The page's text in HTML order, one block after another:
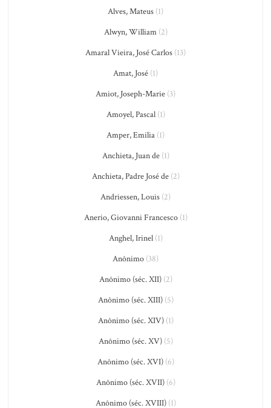
Alves, Mateus (1)
Alwyn, William(2)
Amaral Vieira, José Carlos (13)
Amat, José (1)
Amiot, Joseph-Marie (3)
Amoyel, Pascal(1)
Amper, Emilia (1)
Anchieta, Juan de(1)
Anchieta, Padre José de(2)
Andriessen, Louis (2)
Anerio, Giovanni Francesco(1)
Anghel, Irinel(1)
Anônimo (38)
Anônimo (séc. XII)(2)
Anônimo (séc. XIII)(5)
Anônimo (séc. XIV)(1)
Anônimo (séc. XV)(5)
Anônimo (séc. XVI)(6)
Anônimo (séc. XVII)(6)
Anônimo (séc. XVIII)(1)